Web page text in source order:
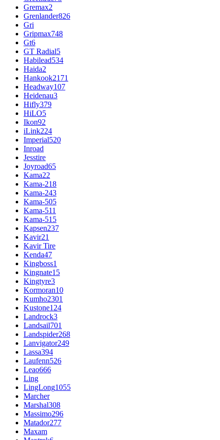
Gremax2
Grenlander826
Gri
Gripmax748
Gt6
GT Radial5
Habilead534
Haida2
Hankook2171
Headway107
Heidenau3
Hifly379
HiLO5
Ikon92
iLink224
Imperial520
Inroad
Jesstire
Joyroad65
Kama22
Kama-218
Kama-243
Kama-505
Kama-511
Kama-515
Kapsen237
Kavir21
Kavir Tire
Kenda47
Kingboss1
Kingnate15
Kingtyre3
Kormoran10
Kumho2301
Kustone124
Landrock3
Landsail701
Landspider268
Lanvigator249
Lassa394
Laufenn526
Leao666
Ling
LingLong1055
Marcher
Marshal308
Massimo296
Matador277
Maxam